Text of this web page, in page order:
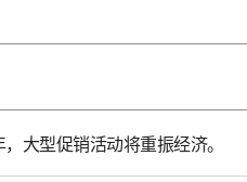
大型促销活动将重振经济。